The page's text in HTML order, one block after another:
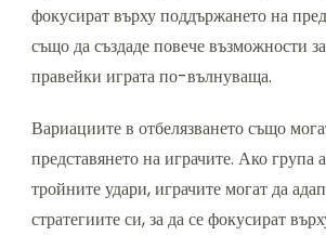
фокусират върху поддържането на
също да създаде повече възможности
правейки играта по-вълнуваща.
Вариациите в отбелязването също
представянето на играчите. Ако група
тройните удари, играчите могат да
стратегиите си, за да се фокусират